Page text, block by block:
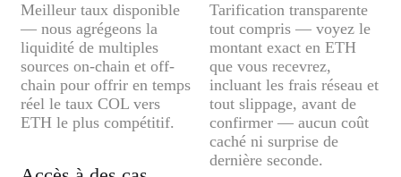
Meilleur taux disponible
— nous agrégeons la
liquidité de multiples
sources on-chain et off-
chain pour offrir en temps
réel le taux COL vers
ETH le plus compétitif.
Tarification transparente
tout compris — voyez le
montant exact en ETH
que vous recevrez,
incluant les frais réseau et
tout slippage, avant de
confirmer — aucun coût
caché ni surprise de
dernière seconde.